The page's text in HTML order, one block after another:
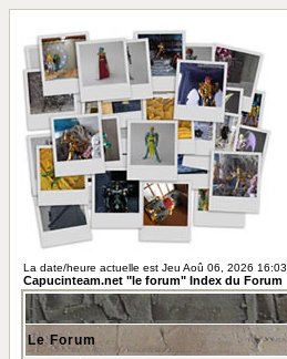
La date/heure actuelle est Jeu Aoû 06, 2026 16:03
Capucinteam.net "le forum" Index du Forum
Le Forum